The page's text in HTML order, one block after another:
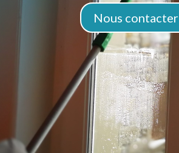
Nous contacter